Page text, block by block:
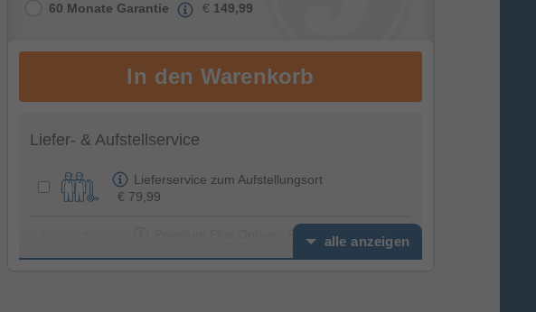
60 Monate Garantie € 149,99
Liefer- & Aufstellservice
Lieferservice zum Aufstellungsort
€ 79,99
Premium Plus Option - Feierabendservice
alle anzeigen